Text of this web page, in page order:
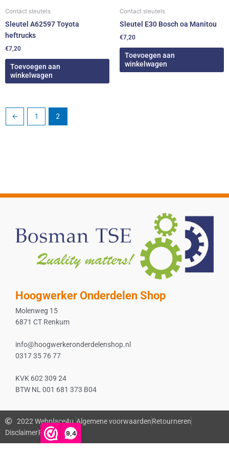
9,4
Contact sleutels
Sleutel A62597 Toyota
heftrucks
€7,20
Toevoegen aan
winkelwagen
Contact sleutels
Sleutel E30 Bosch oa Manitou
€7,20
Toevoegen aan
winkelwagen
← 1 2
Hoogwerker Onderdelen Shop
Molenweg 15
6871 CT Renkum
info@hoogwerkeronderdelenshop.nl
0317 35 76 77
KVK 602 309 24
BTW NL 001 681 373 B04
2022 Webplace4u.Algemene voorwaardenRetourneren
DisclaimerPrivacybeleid